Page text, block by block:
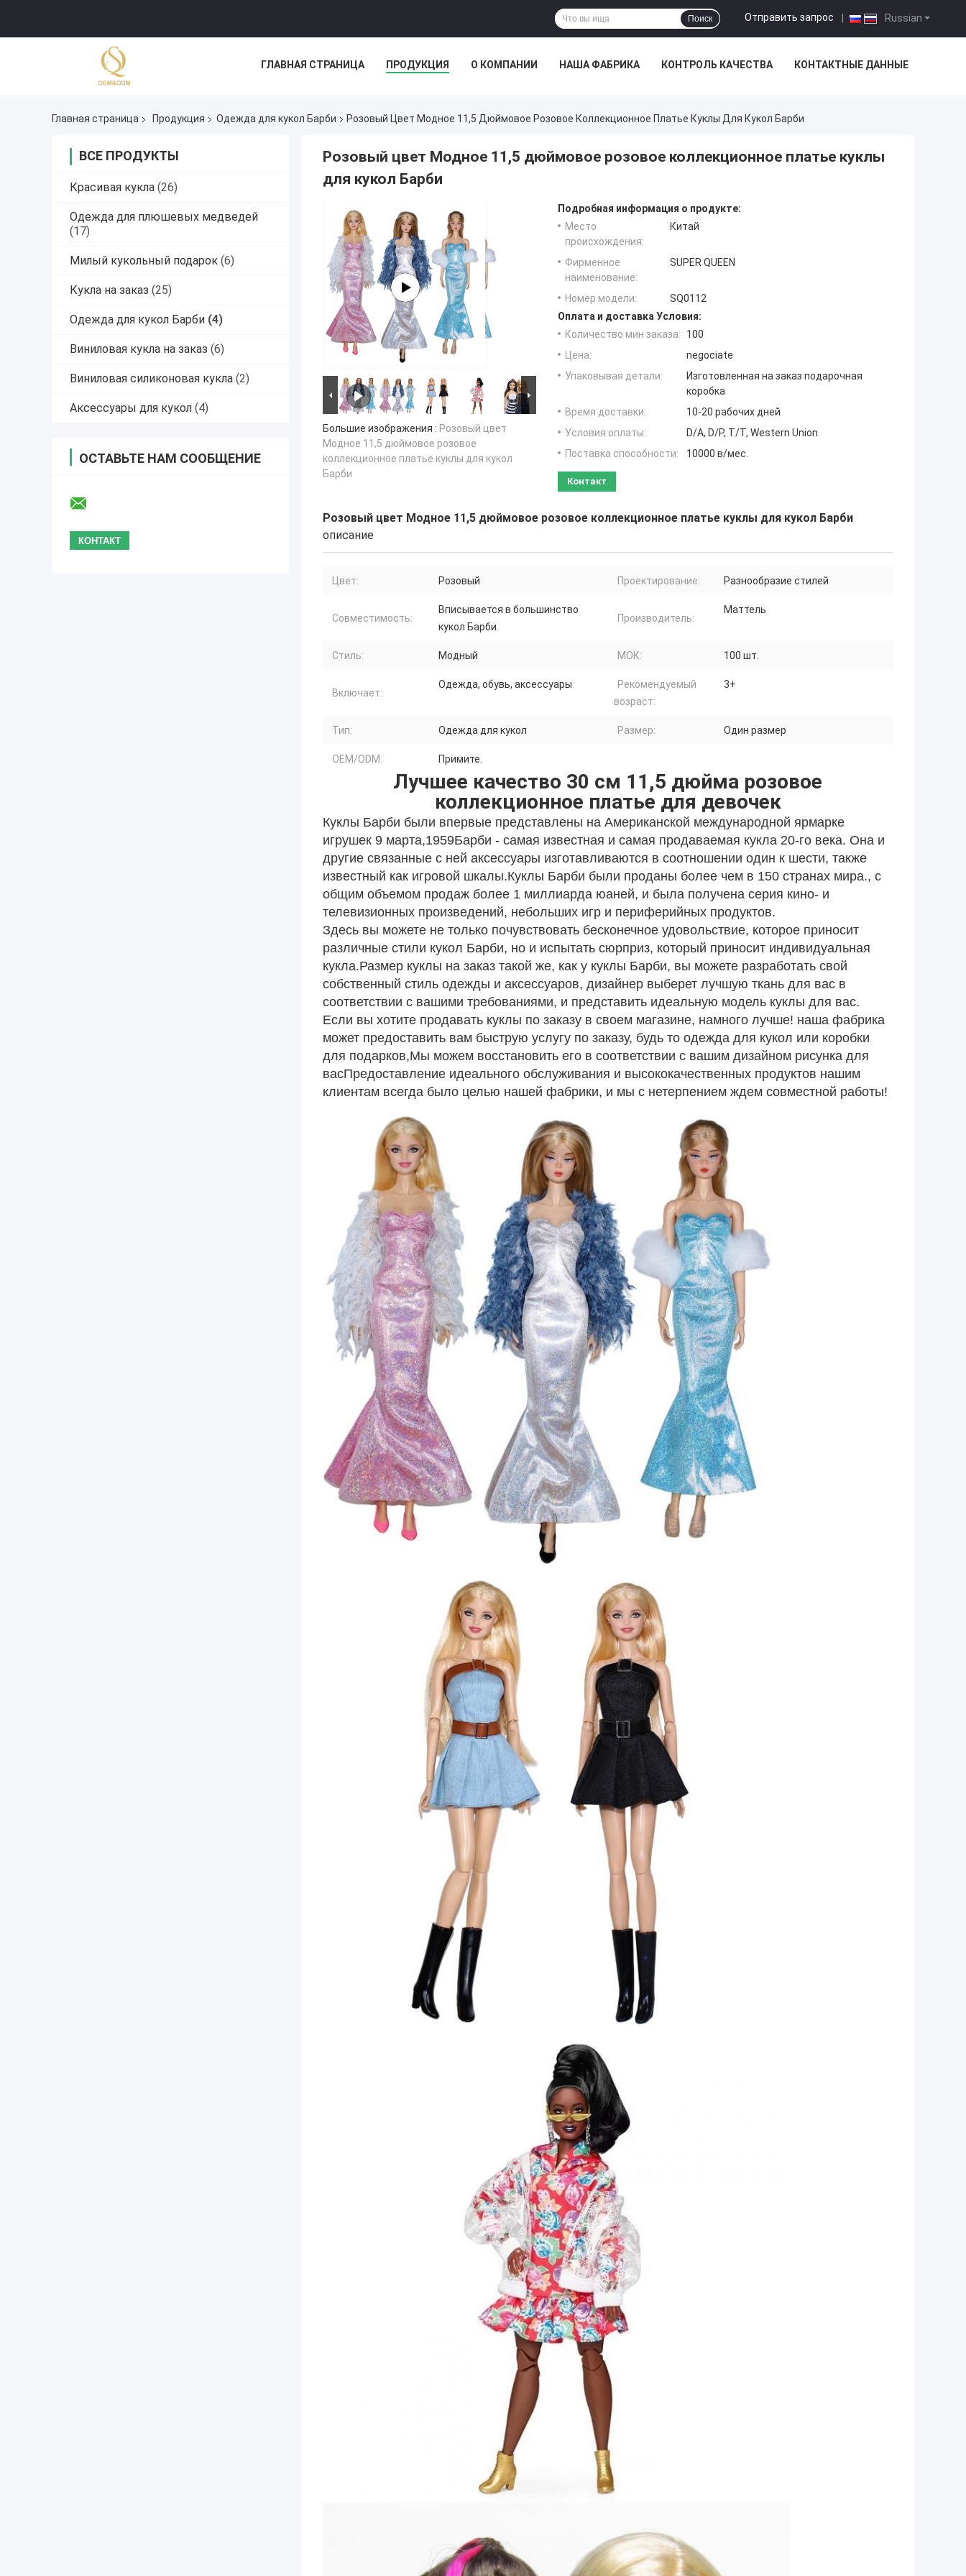
Russian
Отправить запрос
Поиск
ГЛАВНАЯ СТРАНИЦА ПРОДУКЦИЯ О КОМПАНИИ НАША ФАБРИКА КОНТРОЛЬ КАЧЕСТВА КОНТАКТНЫЕ ДАННЫЕ
Главная страница Продукция Одежда для кукол Барби Розовый Цвет Модное 11,5 Дюймовое Розовое Коллекционное Платье Куклы Для Кукол Барби
ВСЕ ПРОДУКТЫ
Красивая кукла (26)
Одежда для плюшевых медведей
(17)
Милый кукольный подарок (6)
Кукла на заказ (25)
Одежда для кукол Барби (4)
Виниловая кукла на заказ (6)
Виниловая силиконовая кукла (2)
Аксессуары для кукол (4)
ОСТАВЬТЕ НАМ СООБЩЕНИЕ
Розовый цвет Модное 11,5 дюймовое розовое коллекционное платье куклы
для кукол Барби
Большие изображения : Розовый цвет
Модное 11,5 дюймовое розовое
коллекционное платье куклы для кукол
Барби
Подробная информация о продукте:
Место
происхождения:
Китай
Фирменное
наименование:
SUPER QUEEN
Номер модели:
SQ0112
Оплата и доставка Условия:
Количество мин заказа:
100
Цена:
negociate
Упаковывая детали:
Изготовленная на заказ подарочная
коробка
Время доставки:
10-20 рабочих дней
Условия оплаты:
D/A, D/P, T/T, Western Union
Поставка способности:
10000 в/мес.
Контакт
Розовый цвет Модное 11,5 дюймовое розовое коллекционное платье куклы для кукол Барби
описание
Цвет: Розовый Проектирование: Разнообразие стилей
Совместимость:
Вписывается в большинство
кукол Барби.
Производитель:
Маттель
Стиль: Модный МОК: 100 шт.
Включает:
Одежда, обувь, аксессуары
Рекомендуемый
возраст:
3+
Тип: Одежда для кукол Размер: Один размер
OEM/ODM: Примите.
Лучшее качество 30 см 11,5 дюйма розовое
коллекционное платье для девочек
Куклы Барби были впервые представлены на Американской международной ярмарке
игрушек 9 марта,1959Барби - самая известная и самая продаваемая кукла 20-го века. Она и
другие связанные с ней аксессуары изготавливаются в соотношении один к шести, также
известный как игровой шкалы.Куклы Барби были проданы более чем в 150 странах мира., с
общим объемом продаж более 1 миллиарда юаней, и была получена серия кино- и
телевизионных произведений, небольших игр и периферийных продуктов.
Здесь вы можете не только почувствовать бесконечное удовольствие, которое приносит
различные стили кукол Барби, но и испытать сюрприз, который приносит индивидуальная
кукла.Размер куклы на заказ такой же, как у куклы Барби, вы можете разработать свой
собственный стиль одежды и аксессуаров, дизайнер выберет лучшую ткань для вас в
соответствии с вашими требованиями, и представить идеальную модель куклы для вас.
Если вы хотите продавать куклы по заказу в своем магазине, намного лучше! наша фабрика
может предоставить вам быструю услугу по заказу, будь то одежда для кукол или коробки
для подарков,Мы можем восстановить его в соответствии с вашим дизайном рисунка для
васПредоставление идеального обслуживания и высококачественных продуктов нашим
клиентам всегда было целью нашей фабрики, и мы с нетерпением ждем совместной работы!